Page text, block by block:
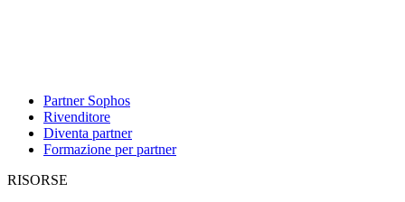
Partner Sophos
Rivenditore
Diventa partner
Formazione per partner
RISORSE